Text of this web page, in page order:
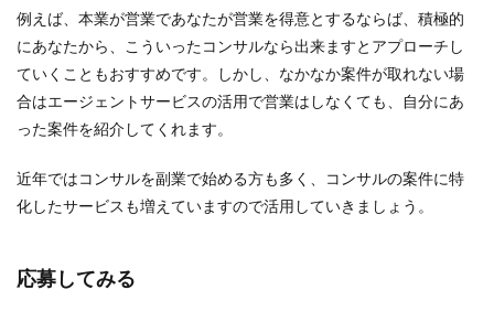
例えば、本業が営業であなたが営業を得意とするならば、積極的
にあなたから、こういったコンサルなら出来ますとアプローチし
ていくこともおすすめです。しかし、なかなか案件が取れない場
合はエージェントサービスの活用で営業はしなくても、自分にあ
った案件を紹介してくれます。
近年ではコンサルを副業で始める方も多く、コンサルの案件に特
化したサービスも増えていますので活用していきましょう。
応募してみる